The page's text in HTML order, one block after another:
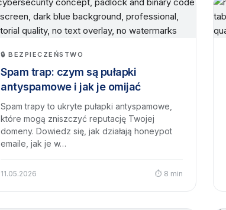
🔒 BEZPIECZEŃSTWO
Spam trap: czym są pułapki
antyspamowe i jak je omijać
Spam trapy to ukryte pułapki antyspamowe,
które mogą zniszczyć reputację Twojej
domeny. Dowiedz się, jak działają honeypot
emaile, jak je w…
11.05.2026 ⏱ 8 min